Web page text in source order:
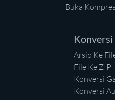
Buka
Konversi
Arsip Ke
File Ke ZIP
Konversi
Konversi